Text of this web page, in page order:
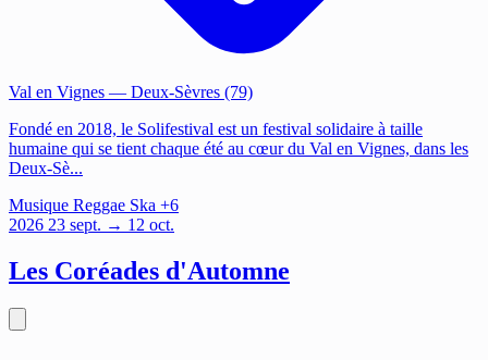
Val en Vignes — Deux-Sèvres (79)
Fondé en 2018, le Solifestival est un festival solidaire à taille
humaine qui se tient chaque été au cœur du Val en Vignes, dans les
Deux-Sè...
Musique Reggae Ska +6
2026 23 sept. → 12 oct.
Les Coréades d'Automne